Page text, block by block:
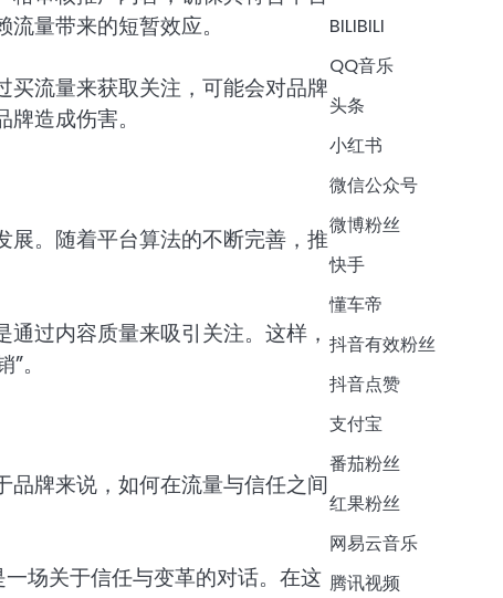
量带来的短暂效应。
买流量来获取关注，可能会对品牌
造成伤害。
展。随着平台算法的不断完善，推
过内容质量来吸引关注。这样，
。
牌来说，如何在流量与信任之间
场关于信任与变革的对话。在这
BILIBILI
QQ音乐
头条
小红书
微信公众号
微博粉丝
快手
懂车帝
抖音有效粉丝
抖音点赞
支付宝
番茄粉丝
红果粉丝
网易云音乐
腾讯视频